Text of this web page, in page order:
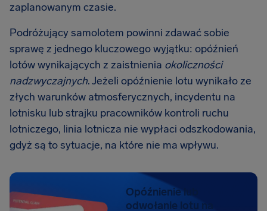
zaplanowanym czasie.
Podróżujący samolotem powinni zdawać sobie
sprawę z jednego kluczowego wyjątku: opóźnień
lotów wynikających z zaistnienia okoliczności
nadzwyczajnych. Jeżeli opóźnienie lotu wynikało ze
złych warunków atmosferycznych, incydentu na
lotnisku lub strajku pracowników kontroli ruchu
lotniczego, linia lotnicza nie wypłaci odszkodowania,
gdyż są to sytuacje, na które nie ma wpływu.
Opóźnienie lub
odwołanie lotu na